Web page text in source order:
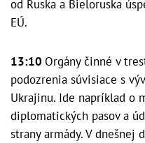
od Ruska a Bieloruska
EÚ.
13:10 Orgány činné v
podozrenia súvisiace s
Ukrajinu. Ide napríklad o
diplomatických pasov a
strany armády. V dnešnej